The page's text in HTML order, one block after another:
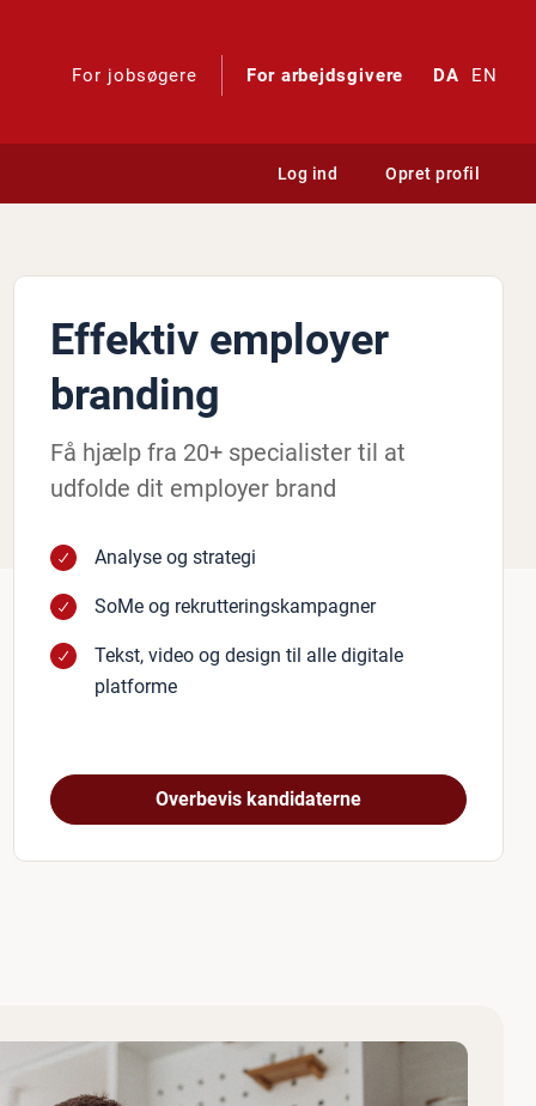
For jobsøgere For arbejdsgivere DA EN
Log ind Opret profil
Effektiv employer
branding
Få hjælp fra 20+ specialister til at
udfolde dit employer brand
Analyse og strategi
SoMe og rekrutteringskampagner
Tekst, video og design til alle digitale
platforme
Overbevis kandidaterne